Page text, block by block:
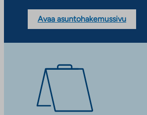
Avaa asuntohakemussivu